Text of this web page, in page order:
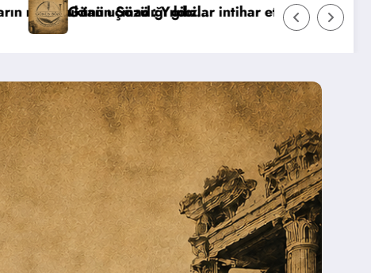
Sözü : Her şey güzel olacak. Belki bugün değil.
Günün